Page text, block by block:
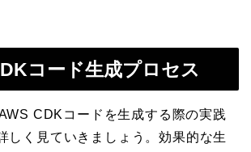
コード生成プロセス
CDKコードを生成する際の実践
しく見ていきましょう。効果的な生